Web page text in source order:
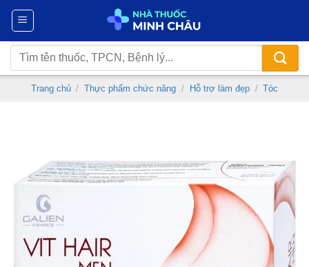
Chuyển
nội
dung
Tìm
kiếm:
Trang chủ / Thực phẩm chức năng / Hỗ trợ làm đẹp / Tóc